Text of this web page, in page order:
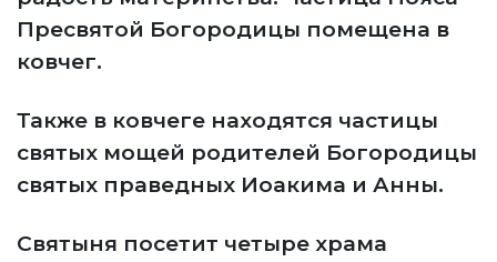
Пресвятой Богородицы помещена в
ковчег.
Также в ковчеге находятся частицы
святых мощей родителей Богородицы
святых праведных Иоакима и Анны.
Святыня посетит четыре храма